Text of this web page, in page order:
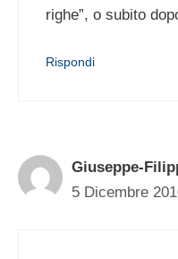
righe”, o subito
Rispondi
Giuseppe-
5 Dicembre